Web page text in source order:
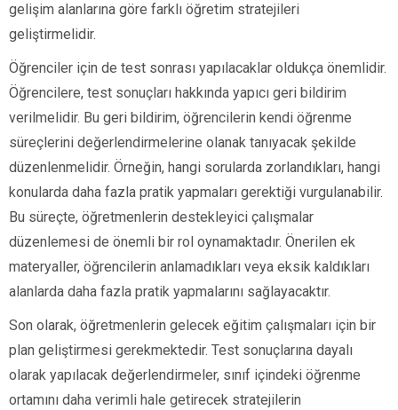
gelişim alanlarına göre farklı öğretim stratejileri
geliştirmelidir.
Öğrenciler için de test sonrası yapılacaklar oldukça önemlidir.
Öğrencilere, test sonuçları hakkında yapıcı geri bildirim
verilmelidir. Bu geri bildirim, öğrencilerin kendi öğrenme
süreçlerini değerlendirmelerine olanak tanıyacak şekilde
düzenlenmelidir. Örneğin, hangi sorularda zorlandıkları, hangi
konularda daha fazla pratik yapmaları gerektiği vurgulanabilir.
Bu süreçte, öğretmenlerin destekleyici çalışmalar
düzenlemesi de önemli bir rol oynamaktadır. Önerilen ek
materyaller, öğrencilerin anlamadıkları veya eksik kaldıkları
alanlarda daha fazla pratik yapmalarını sağlayacaktır.
Son olarak, öğretmenlerin gelecek eğitim çalışmaları için bir
plan geliştirmesi gerekmektedir. Test sonuçlarına dayalı
olarak yapılacak değerlendirmeler, sınıf içindeki öğrenme
ortamını daha verimli hale getirecek stratejilerin